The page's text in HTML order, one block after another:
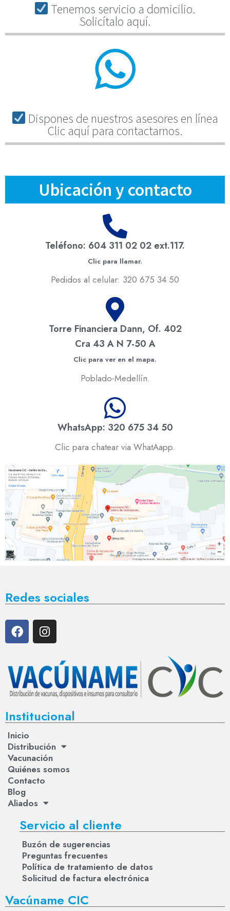
Tenemos servicio a domicilio.
Solicítalo aquí.
Dispones de nuestros asesores en línea
Clic aquí para contactarnos.
Ubicación y contacto
Teléfono: 604 311 02 02 ext.117.
Clic para llamar.
Pedidos al celular: 320 675 34 50
Torre Financiera Dann, Of. 402
Cra 43 A N 7-50 A
Clic para ver en el mapa.
Poblado-Medellín.
WhatsApp: 320 675 34 50
Clic para chatear via WhatAapp.
Redes sociales
Institucional
Inicio
Distribución
Vacunación
Quiénes somos
Contacto
Blog
Aliados
Servicio al cliente
Buzón de sugerencias
Preguntas frecuentes
Política de tratamiento de datos
Solicitud de factura electrónica
Vacúname CIC